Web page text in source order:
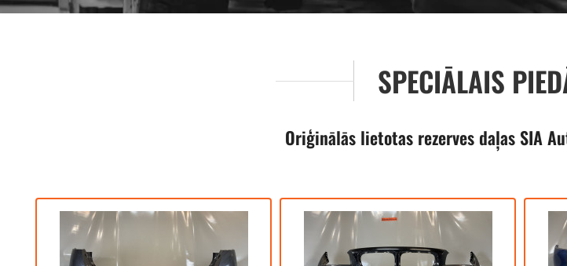
SPECIĀLAIS
Oriģinālās lietotas rezerves daļas SIA